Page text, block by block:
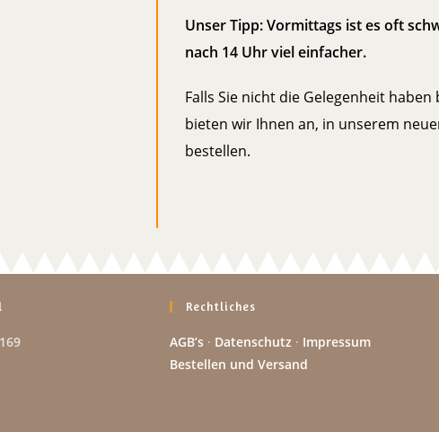
Unser Tipp: Vormittags ist es oft
nach 14 Uhr viel einfacher.
Falls Sie nicht die Gelegenheit
bieten wir Ihnen an, in unserem
bestellen.
Rechtliches
AGB’s· Datenschutz· Impressum
Bestellen und Versand